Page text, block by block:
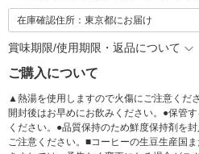
在庫確認住所：東京都にお届け
賞味期限/使用期限・返品について
ご購入について
▲熱湯を使用しますので火傷にご注意くだ
開封後はお早めにお飲みください。●保管
ください。●品質保持のため鮮度保持剤を
ご注意ください。■コーヒーの生豆生産国